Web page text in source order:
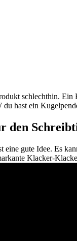
schlechthin. Ein
hast ein
den
eine gute Idee. Es
Klacker-